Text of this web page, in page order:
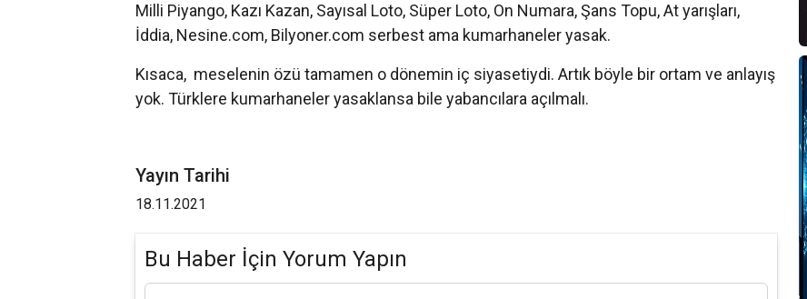
Milli Piyango, Kazı Kazan, Sayısal Loto, Süper Loto, On Numara, Şans Topu, At yarışları,
İddia, Nesine.com, Bilyoner.com serbest ama kumarhaneler yasak.
Kısaca, meselenin özü tamamen o dönemin iç siyasetiydi. Artık böyle bir ortam ve anlayış
yok. Türklere kumarhaneler yasaklansa bile yabancılara açılmalı.
Yayın Tarihi
18.11.2021
Bu Haber İçin Yorum Yapın